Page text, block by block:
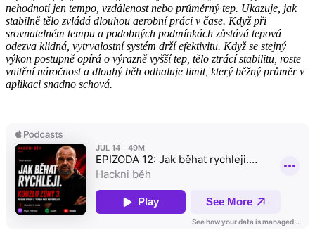
nehodnotí jen tempo, vzdálenost nebo průměrný tep. Ukazuje, jak
stabilně tělo zvládá dlouhou aerobní práci v čase. Když při
srovnatelném tempu a podobných podmínkách zůstává tepová
odezva klidná, vytrvalostní systém drží efektivitu. Když se stejný
výkon postupně opírá o výrazně vyšší tep, tělo ztrácí stabilitu, roste
vnitřní náročnost a dlouhý běh odhaluje limit, který běžný průměr v
aplikaci snadno schová.